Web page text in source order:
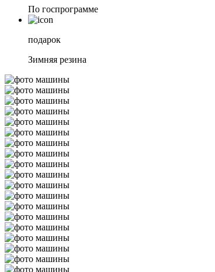
По госпрограмме
подарок
Зимняя резина